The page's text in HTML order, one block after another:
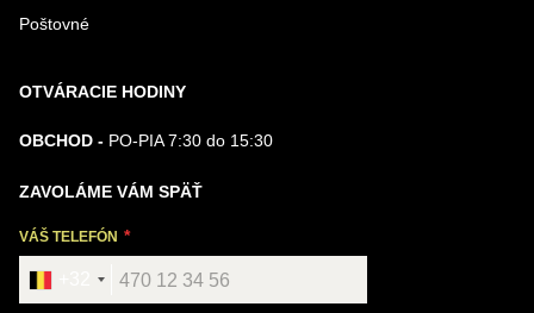
Poštovné
OTVÁRACIE HODINY
OBCHOD - PO-PIA 7:30 do 15:30
ZAVOLÁME VÁM SPÄŤ
VÁŠ TELEFÓN